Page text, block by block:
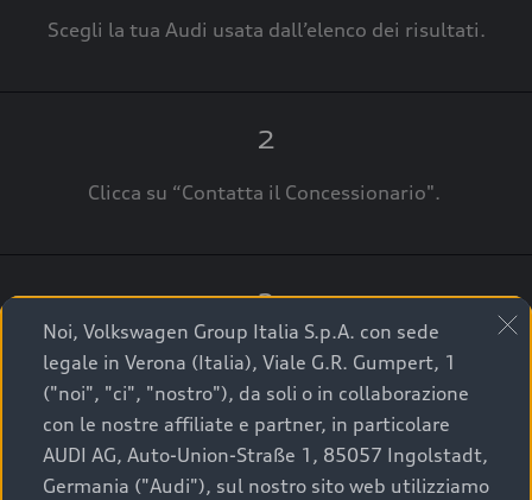
Scegli la tua Audi usata dall’elenco dei risultati.
2
Clicca su “Contatta il Concessionario".
3
A breve verrai ricontattato dal Customer Care
Audi Center o direttamente dal Concessionario
che ti supporterà per finalizzare la tua richiesta.
Noi, Volkswagen Group Italia S.p.A. con sede
legale in Verona (Italia), Viale G.R. Gumpert, 1
("noi", "ci", "nostro"), da soli o in collaborazione
con le nostre affiliate e partner, in particolare
AUDI AG, Auto-Union-Straße 1, 85057 Ingolstadt,
Germania ("Audi"), sul nostro sito web utilizziamo